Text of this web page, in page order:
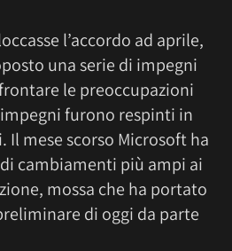
l’accordo ad aprile,
una serie di impegni
le preoccupazioni
furono respinti in
mese scorso Microsoft ha
cambiamenti più ampi ai
mossa che ha portato
di oggi da parte